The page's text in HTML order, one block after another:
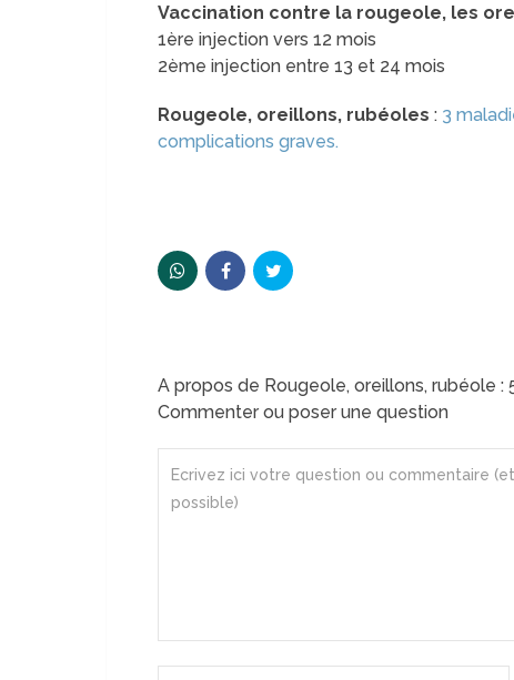
Vaccination contre la rougeole, les
1ère injection vers 12 mois
2ème injection entre 13 et 24 mois
Rougeole, oreillons, rubéoles : 3
complications graves.
A propos de Rougeole, oreillons, rubéole
Commenter ou poser une question